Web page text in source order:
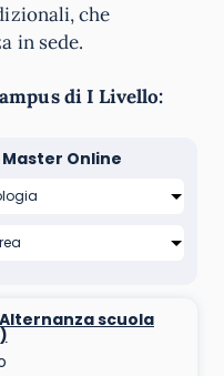
che
in sede.
di I Livello:
Online
scuola